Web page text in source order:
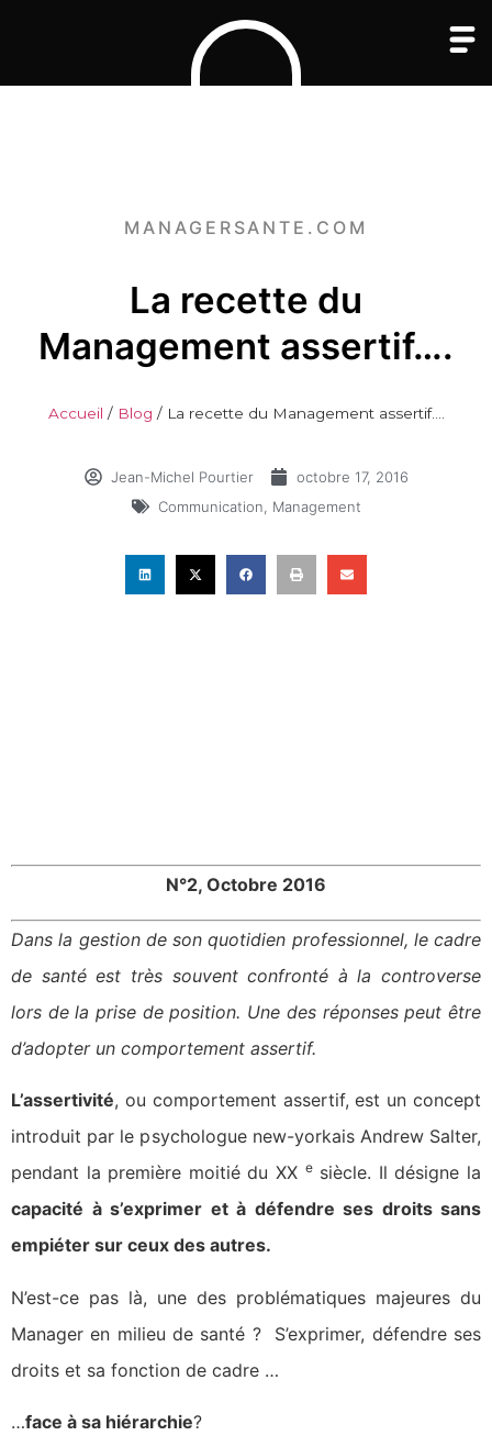
MANAGERSANTE.COM
La recette du
Management assertif….
Accueil / Blog / La recette du Management assertif….
Jean-Michel Pourtier
octobre 17, 2016
Communication
Management
N°2, Octobre 2016
Dans la gestion de son quotidien professionnel, le cadre
de santé est très souvent confronté à la controverse
lors de la prise de position. Une des réponses peut être
d’adopter un comportement assertif.
L’assertivité, ou comportement assertif, est un concept
introduit par le psychologue new-yorkais Andrew Salter,
pendant la première moitié du XX esiècle. Il désigne la
capacité à s’exprimer et à défendre ses droits sans
empiéter sur ceux des autres.
N’est-ce pas là, une des problématiques majeures du
Manager en milieu de santé ? S’exprimer, défendre ses
droits et sa fonction de cadre …
…face à sa hiérarchie?